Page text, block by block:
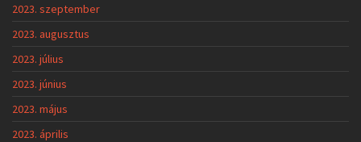
2023. szeptember
2023. augusztus
2023. július
2023. június
2023. május
2023. április